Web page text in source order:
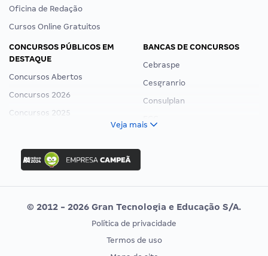
Oficina de Redação
Cursos Online Gratuitos
CONCURSOS PÚBLICOS EM
DESTAQUE
Concursos Abertos
Concursos 2026
Concursos 2025
Concurso Ibama
Concurso MPU
Editais publicados
BANCAS DE CONCURSOS
Cebraspe
Cesgranrio
Consulplan
Vunesp
CONCURSOS POR PROFISSÃO
EXAME DE ORDEM
Veja mais
© 2012 - 2026 Gran Tecnologia e Educação S/A.
Política de privacidade
Termos de uso